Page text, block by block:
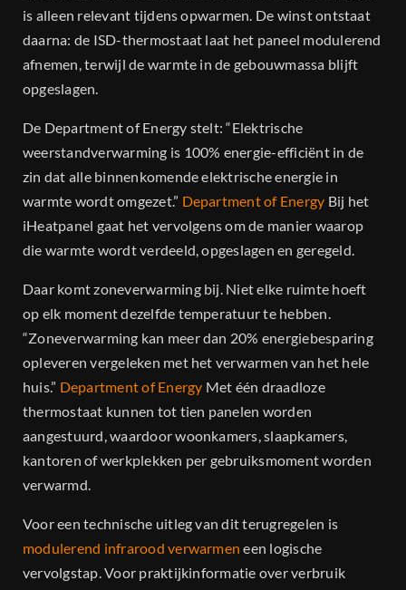
is alleen relevant tijdens opwarmen. De winst ontstaat
daarna: de ISD-thermostaat laat het paneel modulerend
afnemen, terwijl de warmte in de gebouwmassa blijft
opgeslagen.
De Department of Energy stelt: “Elektrische
weerstandverwarming is 100% energie-efficiënt in de
zin dat alle binnenkomende elektrische energie in
warmte wordt omgezet.” Department of Energy Bij het
iHeatpanel gaat het vervolgens om de manier waarop
die warmte wordt verdeeld, opgeslagen en geregeld.
Daar komt zoneverwarming bij. Niet elke ruimte hoeft
op elk moment dezelfde temperatuur te hebben.
“Zoneverwarming kan meer dan 20% energiebesparing
opleveren vergeleken met het verwarmen van het hele
huis.” Department of Energy Met één draadloze
thermostaat kunnen tot tien panelen worden
aangestuurd, waardoor woonkamers, slaapkamers,
kantoren of werkplekken per gebruiksmoment worden
verwarmd.
Voor een technische uitleg van dit terugregelen is
modulerend infrarood verwarmen een logische
vervolgstap. Voor praktijkinformatie over verbruik